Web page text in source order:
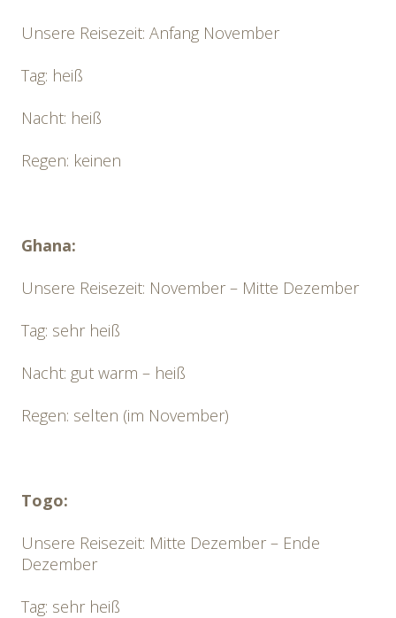
Unsere Reisezeit: Anfang November
Tag: heiß
Nacht: heiß
Regen: keinen
Ghana:
Unsere Reisezeit: November – Mitte Dezember
Tag: sehr heiß
Nacht: gut warm – heiß
Regen: selten (im November)
Togo:
Unsere Reisezeit: Mitte Dezember – Ende
Dezember
Tag: sehr heiß